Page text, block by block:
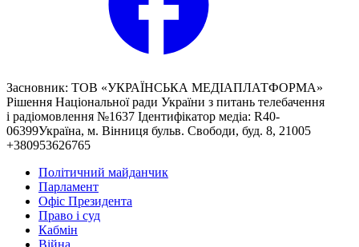
Засновник: ТОВ «УКРАЇНСЬКА МЕДІАПЛАТФОРМА»
Рішення Національної ради України з питань телебачення
і радіомовлення №1637 Ідентифікатор медіа: R40-
06399Україна, м. Вінниця бульв. Свободи, буд. 8, 21005
+380953626765
Політичний майданчик
Парламент
Офіс Президента
Право і суд
Кабмін
Війна